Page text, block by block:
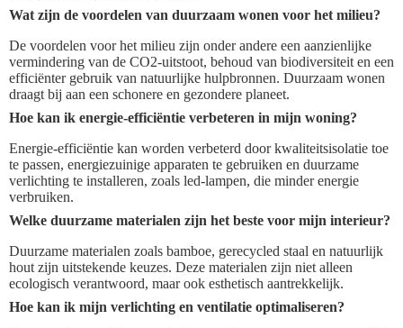
Wat zijn de voordelen van duurzaam wonen voor het milieu?
De voordelen voor het milieu zijn onder andere een aanzienlijke
vermindering van de CO2-uitstoot, behoud van biodiversiteit en een
efficiënter gebruik van natuurlijke hulpbronnen. Duurzaam wonen
draagt bij aan een schonere en gezondere planeet.
Hoe kan ik energie-efficiëntie verbeteren in mijn woning?
Energie-efficiëntie kan worden verbeterd door kwaliteitsisolatie toe
te passen, energiezuinige apparaten te gebruiken en duurzame
verlichting te installeren, zoals led-lampen, die minder energie
verbruiken.
Welke duurzame materialen zijn het beste voor mijn interieur?
Duurzame materialen zoals bamboe, gerecycled staal en natuurlijk
hout zijn uitstekende keuzes. Deze materialen zijn niet alleen
ecologisch verantwoord, maar ook esthetisch aantrekkelijk.
Hoe kan ik mijn verlichting en ventilatie optimaliseren?